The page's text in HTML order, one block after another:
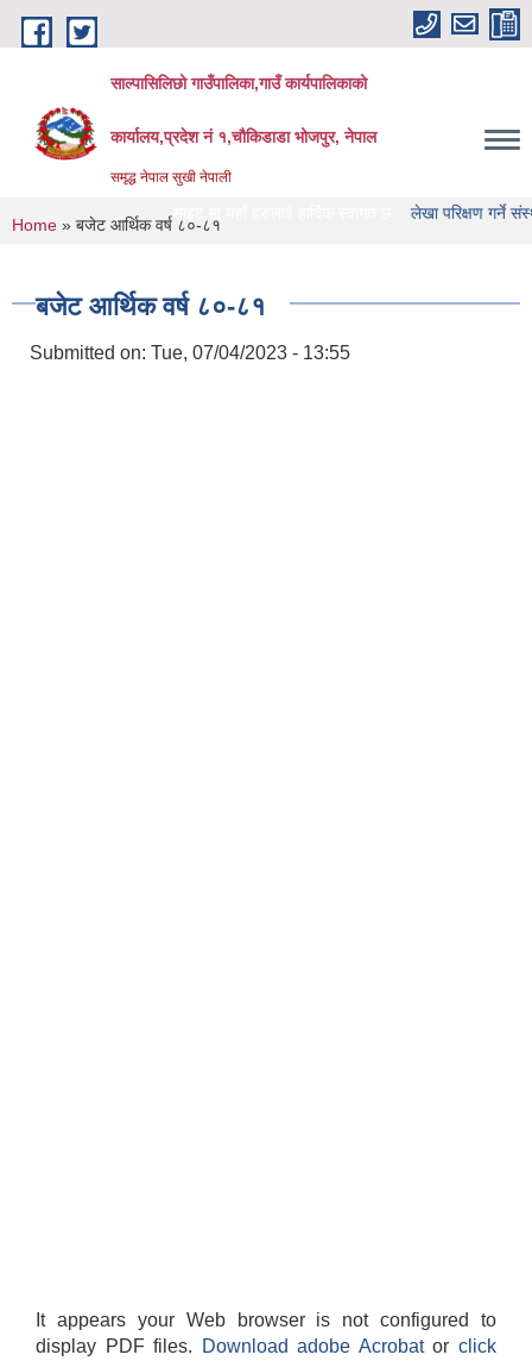
Skip to main content
साल्पासिलिछो गाउँपालिका,गाउँ कार्यपालिकाको
कार्यालय,प्रदेश नं १,चौकिडाडा भोजपुर, नेपाल
समृद्ध नेपाल सुखी नेपाली
को वेभसाइट मा यहाँ हरुलाई हार्दिक स्वागत छ लेखा परिक्षण गर्ने संस्था हरु को
You are here
Home » बजेट आर्थिक वर्ष ८०-८१
बजेट आर्थिक वर्ष ८०-८१
Submitted on: Tue, 07/04/2023 - 13:55
It appears your Web browser is not configured to
display PDF files.
Download adobe Acrobatorclick